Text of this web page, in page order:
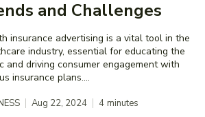
and Challenges
insurance advertising is a vital tool in the
industry, essential for educating the
and driving consumer engagement with
insurance plans....
Aug 22, 2024 4 minutes